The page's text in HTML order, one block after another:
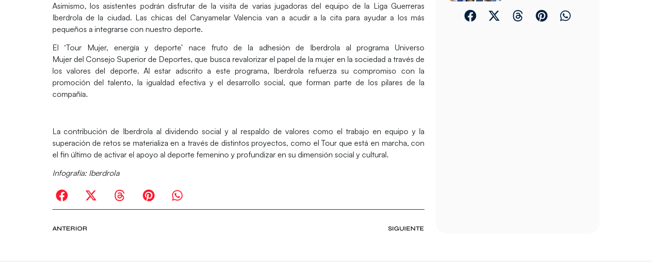
Asimismo, los asistentes podrán disfrutar de la visita de varias jugadoras del equipo de la Liga Guerreras
Iberdrola de la ciudad. Las chicas del Canyamelar Valencia van a acudir a la cita para ayudar a los más
pequeños a integrarse con nuestro deporte.
El ‘Tour Mujer, energía y deporte’ nace fruto de la adhesión de Iberdrola al programaUniverso
Mujer del Consejo Superior de Deportes, que busca revalorizar el papel de la mujer en la sociedad a través de
los valores del deporte. Al estar adscrito a este programa, Iberdrola refuerza su compromiso con la
promoción del talento, la igualdad efectiva y el desarrollo social, que forman parte de los pilares de la
compañía.
La contribución de Iberdrola al dividendo social y al respaldo de valores como el trabajo en equipo y la
superación de retos se materializa en a través de distintos proyectos, como el Tour que está en marcha, con
el fin último de activar el apoyo al deporte femenino y profundizar en su dimensión social y cultural.
Infografía: Iberdrola
ANTERIOR SIGUIENTE